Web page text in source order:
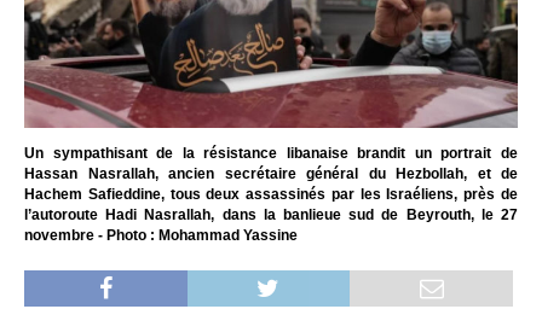
Un sympathisant de la résistance libanaise brandit un portrait de
Hassan Nasrallah, ancien secrétaire général du Hezbollah, et de
Hachem Safieddine, tous deux assassinés par les Israéliens, près de
l’autoroute Hadi Nasrallah, dans la banlieue sud de Beyrouth, le 27
novembre - Photo : Mohammad Yassine